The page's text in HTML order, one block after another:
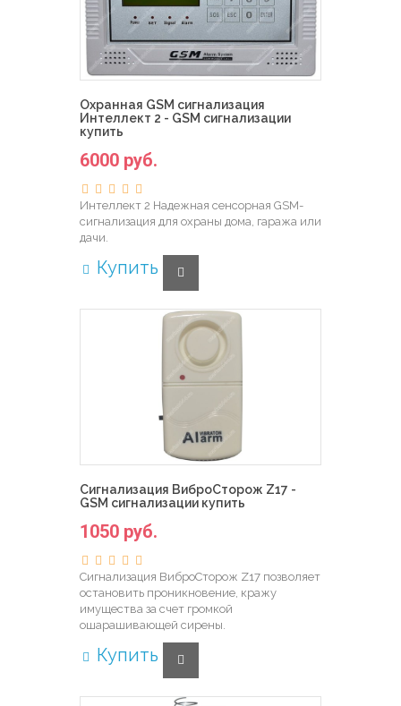
Охранная GSM сигнализация
Интеллект 2 - GSM сигнализации
купить
6000 руб.
Интеллект 2 Надежная сенсорная GSM-
сигнализация для охраны дома, гаража или
дачи.
Купить
Сигнализация ВиброСторож Z17 -
GSM сигнализации купить
1050 руб.
Сигнализация ВиброСторож Z17 позволяет
остановить проникновение, кражу
имущества за счет громкой
ошарашивающей сирены.
Купить